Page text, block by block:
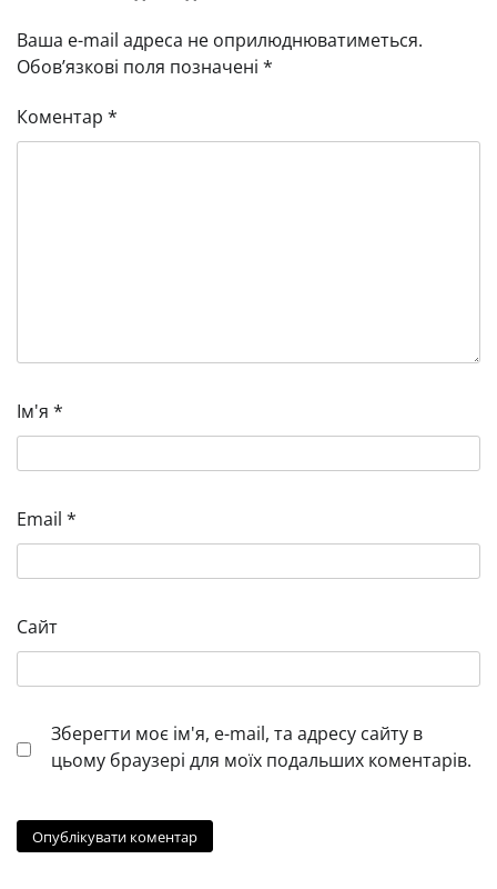
Ваша e-mail адреса не оприлюднюватиметься.
Обов’язкові поля позначені *
Коментар *
Ім'я *
Email *
Сайт
Зберегти моє ім'я, e-mail, та адресу сайту в
цьому браузері для моїх подальших коментарів.